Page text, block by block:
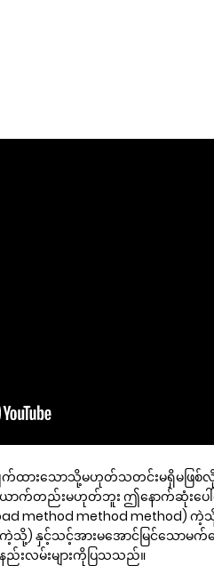
ျက်ထားသောသို့မဟုတ်သတင်းမရှိမဖြစ်
ောက်တည်းမဟုတ်ဘူး ဤနောက်ဆုံးပေ
method method method) ကဲ့
ကဲ့သို့) နှင့်သင့်အားမအောင်မြင်သောမ
လမ်းများကိုပြသသည်။